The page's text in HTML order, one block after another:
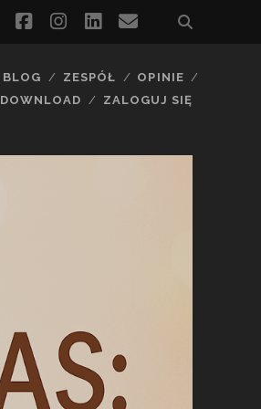
facebookinstagram
linkedinemail
BLOG ZESPÓŁ
OPINIE
DOWNLOAD ZALOGUJ SIĘ